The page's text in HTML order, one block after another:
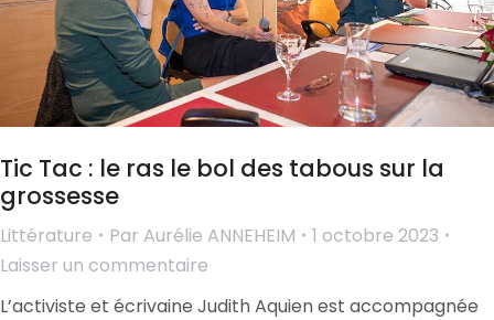
Tic Tac : le ras le bol des tabous sur la
grossesse
Littérature Par Aurélie ANNEHEIM
1 octobre 2023
Laisser un commentaire
L’activiste et écrivaine Judith Aquien est accompagnée